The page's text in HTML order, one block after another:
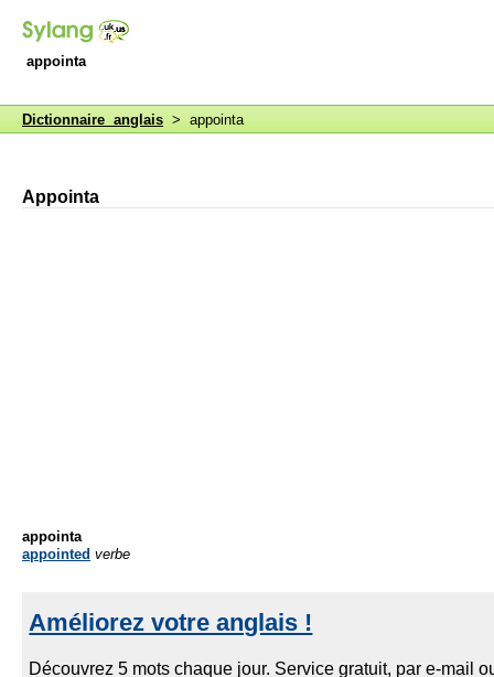
appointa
Dictionnaire anglais > appointa
Appointa
appointa
appointed verbe